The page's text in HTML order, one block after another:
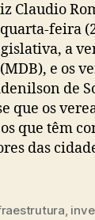
Claudio
feira
a
e os
de
que os
que têm
das
,